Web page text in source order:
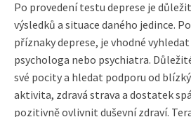
Po provedení testu deprese je
výsledků a situace daného jedince.
příznaky deprese, je vhodné
psychologa nebo psychiatra.
své pocity a hledat podporu od
aktivita, zdravá strava a dostatek
pozitivně ovlivnit duševní zdraví.